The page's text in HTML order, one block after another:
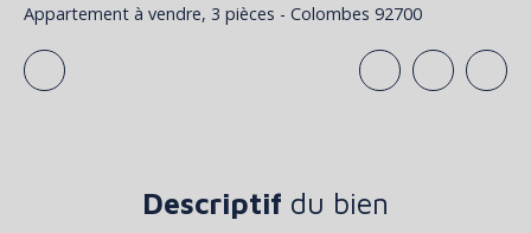
Appartement à vendre, 3 pièces - Colombes 92700
Descriptif du bien